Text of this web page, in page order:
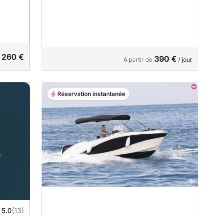
260 € À partir de 390 € / jour
5.0(13)
Réservation instantanée